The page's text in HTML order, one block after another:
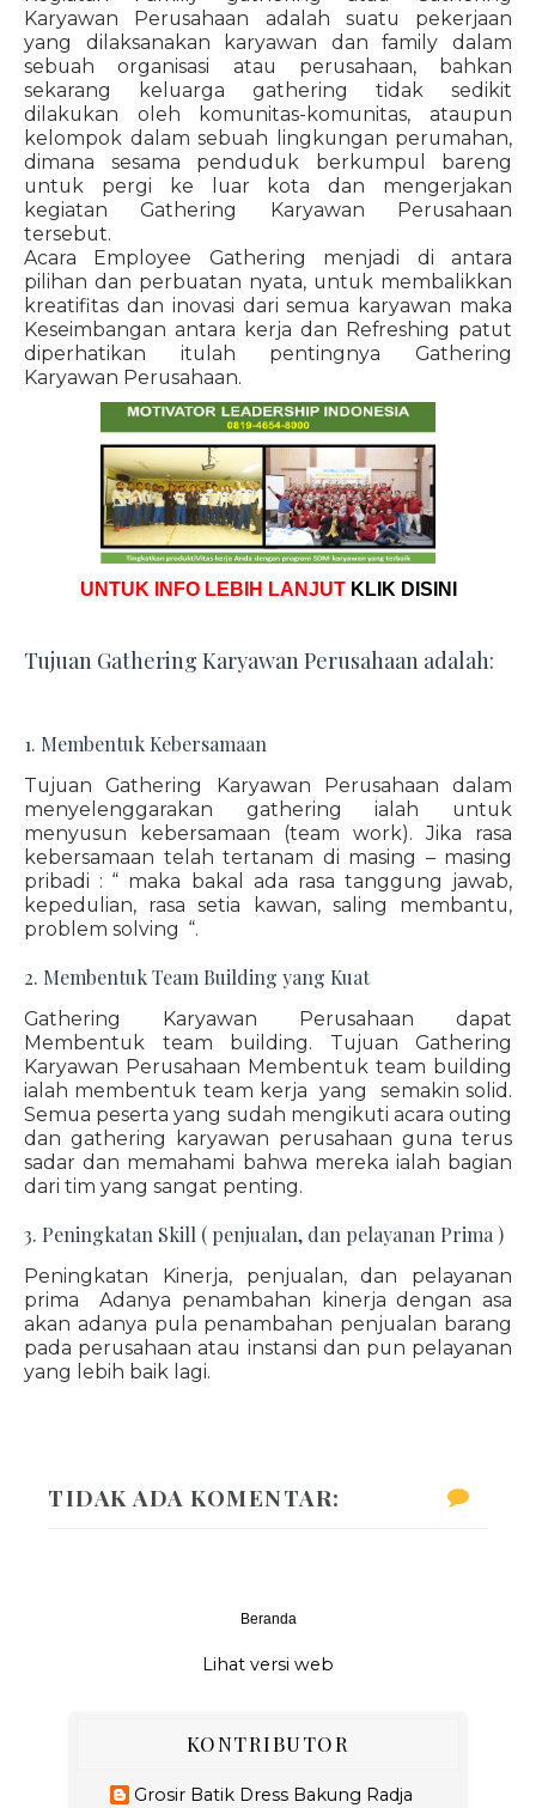
Karyawan Perusahaan adalah suatu pekerjaan
yang dilaksanakan karyawan dan family dalam
sebuah organisasi atau perusahaan, bahkan
sekarang keluarga gathering tidak sedikit
dilakukan oleh komunitas-komunitas, ataupun
kelompok dalam sebuah lingkungan perumahan,
dimana sesama penduduk berkumpul bareng
untuk pergi ke luar kota dan mengerjakan
kegiatan Gathering Karyawan Perusahaan
tersebut.
Acara Employee Gathering menjadi di antara
pilihan dan perbuatan nyata, untuk membalikkan
kreatifitas dan inovasi dari semua karyawan maka
Keseimbangan antara kerja dan Refreshing patut
diperhatikan itulah pentingnya Gathering
Karyawan Perusahaan.
UNTUK INFO LEBIH LANJUT KLIK DISINI
Tujuan Gathering Karyawan Perusahaan adalah:
1. Membentuk Kebersamaan
Tujuan Gathering Karyawan Perusahaan dalam
menyelenggarakan gathering ialah untuk
menyusun kebersamaan (team work). Jika rasa
kebersamaan telah tertanam di masing – masing
pribadi : “ maka bakal ada rasa tanggung jawab,
kepedulian, rasa setia kawan, saling membantu,
problem solving “.
2. Membentuk Team Building yang Kuat
Gathering Karyawan Perusahaan dapat
Membentuk team building. Tujuan Gathering
Karyawan Perusahaan Membentuk team building
ialah membentuk team kerja yang semakin solid.
Semua peserta yang sudah mengikuti acara outing
dan gathering karyawan perusahaan guna terus
sadar dan memahami bahwa mereka ialah bagian
dari tim yang sangat penting.
3. Peningkatan Skill ( penjualan, dan pelayanan Prima )
Peningkatan Kinerja, penjualan, dan pelayanan
prima Adanya penambahan kinerja dengan asa
akan adanya pula penambahan penjualan barang
pada perusahaan atau instansi dan pun pelayanan
yang lebih baik lagi.
TIDAK ADA KOMENTAR:
Beranda
Lihat versi web
KONTRIBUTOR
Grosir Batik Dress Bakung Radja